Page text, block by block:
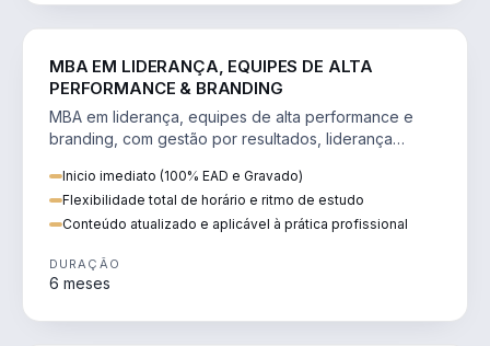
MBA EM LIDERANÇA, EQUIPES DE ALTA
PERFORMANCE & BRANDING
MBA em liderança, equipes de alta performance e
branding, com gestão por resultados, liderança
Inicio imediato (100% EAD e Gravado)
Flexibilidade total de horário e ritmo de estudo
Conteúdo atualizado e aplicável à prática profissional
DURAÇÃO
6 meses